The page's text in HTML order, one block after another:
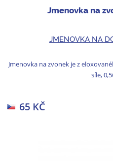
Jmenovka na
JMENOVKA NA
Jmenovka na zvonek je z
síle,
65 KČ